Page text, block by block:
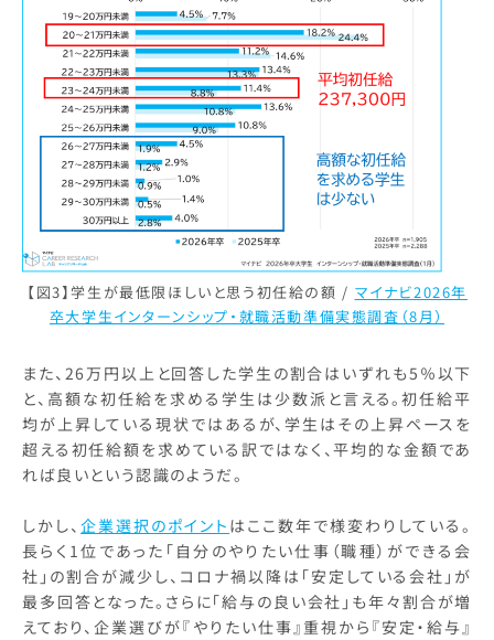
【図3】学生が最低限ほしいと思う初任給の額 / マイナビ2026年
卒大学生インターンシップ・就職活動準備実態調査（8月）
また、26万円以上と回答した学生の割合はいずれも5％以下
と、高額な初任給を求める学生は少数派と言える。初任給平
均が上昇している現状ではあるが、学生はその上昇ペースを
超える初任給額を求めている訳ではなく、平均的な金額であ
れば良いという認識のようだ。
しかし、企業選択のポイント はここ数年で様変わりしている。
長らく1位であった「自分のやりたい仕事（職種）ができる会
社」の割合が減少し、コロナ禍以降は「安定している会社」が
最多回答となった。さらに「給与の良い会社」も年々割合が増
えており、企業選びが『やりたい仕事』重視から『安定・給与』